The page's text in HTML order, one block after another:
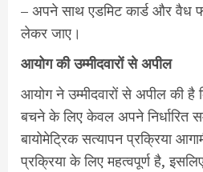
– अपने साथ एडमिट कार्ड और वैध
लेकर जाए।
आयोग की उम्मीदवारों से अपील
आयोग ने उम्मीदवारों से अपील की
बचने के लिए केवल अपने निर्धारित
बायोमेट्रिक सत्यापन प्रक्रिया
प्रक्रिया के लिए महत्वपूर्ण है,